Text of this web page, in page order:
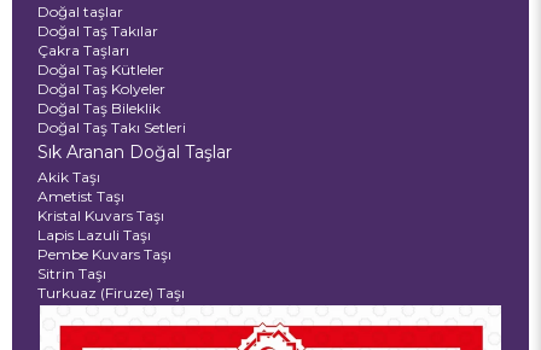
Doğal taşlar
Doğal Taş Takılar
Çakra Taşları
Doğal Taş Kütleler
Doğal Taş Kolyeler
Doğal Taş Bileklik
Doğal Taş Takı Setleri
Sık Aranan Doğal Taşlar
Akik Taşı
Ametist Taşı
Kristal Kuvars Taşı
Lapis Lazuli Taşı
Pembe Kuvars Taşı
Sitrin Taşı
Turkuaz (Firuze) Taşı